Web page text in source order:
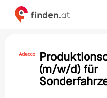
(m/w/d) für